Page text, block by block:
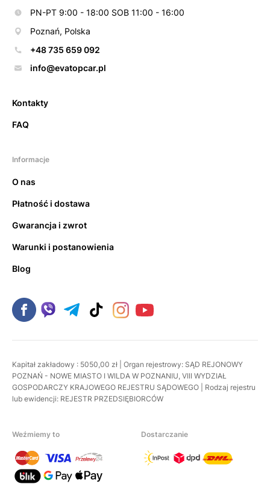
PN-PT 9:00 - 18:00 SOB 11:00 - 16:00
Poznań, Polska
+48 735 659 092
info@evatopcar.pl
Kontakty
FAQ
Informacje
O nas
Płatność i dostawa
Gwarancja i zwrot
Warunki i postanowienia
Blog
Kapitał zakładowy : 5050,00 zł | Organ rejestrowy: SĄD REJONOWY
POZNAŃ - NOWE MIASTO I WILDA W POZNANIU, VIII WYDZIAŁ
GOSPODARCZY KRAJOWEGO REJESTRU SĄDOWEGO | Rodzaj rejestru
lub ewidencji: REJESTR PRZEDSIĘBIORCÓW
Weźmiemy to Dostarczanie